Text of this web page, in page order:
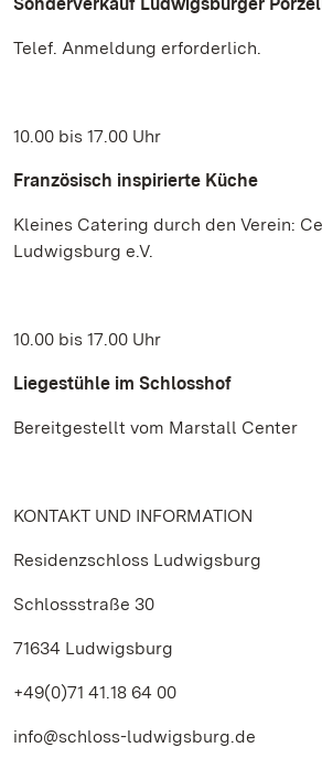
Telef. Anmeldung erforderlich.
10.00 bis 17.00 Uhr
Französisch inspirierte Küche
Kleines Catering durch den Verein:
Ludwigsburg e.V.
10.00 bis 17.00 Uhr
Liegestühle im Schlosshof
Bereitgestellt vom Marstall Center
KONTAKT UND INFORMATION
Residenzschloss Ludwigsburg
Schlossstraße 30
71634 Ludwigsburg
+49(0)71 41.18 64 00
info@schloss-ludwigsburg.de